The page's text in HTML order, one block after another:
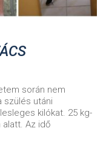
során nem
szülés utáni
kilókat. 25 kg-
Az idő